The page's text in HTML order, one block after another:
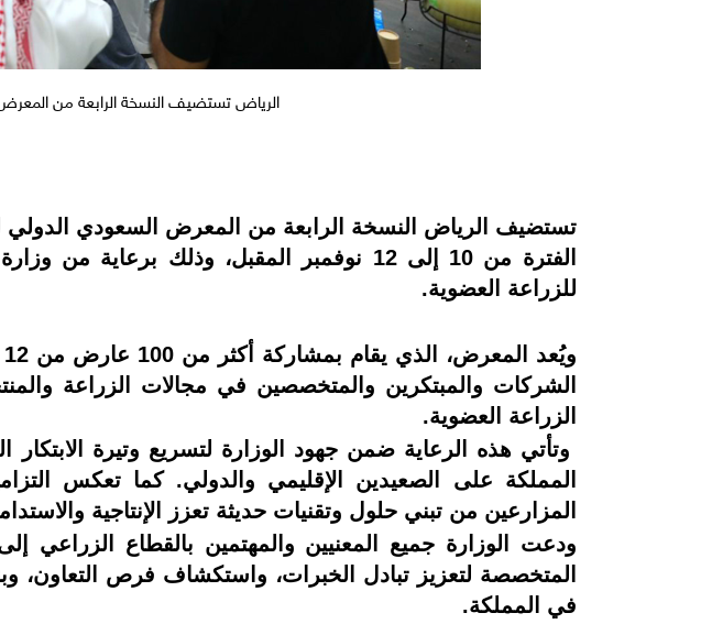
الرياض تستضيف النسخة الرابعة من
الفترة من 10 إلى 12 نوفمبر المقبل، وذلك
للزراعة العضوية.
الشركات والمبتكرين والمتخصصين في مجالات الزراعة
الزراعة العضوية.
وتأتي هذه الرعاية ضمن جهود الوزارة لتسريع وتيرة
المملكة على الصعيدين الإقليمي والدولي. كما تعكس
المزارعين من تبني حلول وتقنيات حديثة تعزز الإنتاجية
ودعت الوزارة جميع المعنيين والمهتمين بالقطاع الزراعي
المتخصصة لتعزيز تبادل الخبرات، واستكشاف فرص التعاون،
في المملكة.